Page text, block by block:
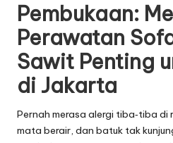
Pembukaan:
Perawatan
Sawit Penting
di Jakarta
Pernah merasa alergi tiba‑tiba di
mata berair, dan batuk tak